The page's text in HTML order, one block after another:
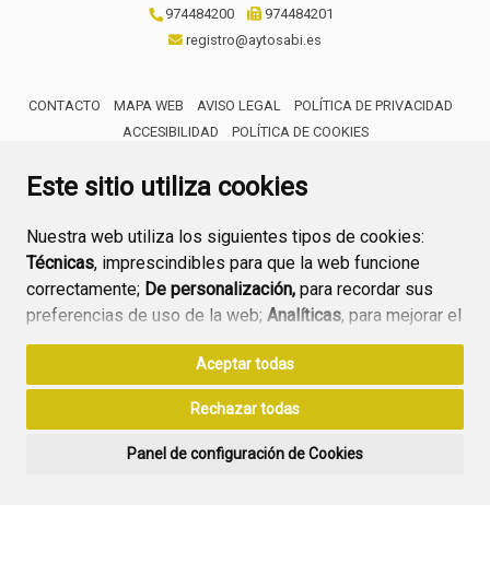
Este sitio utiliza cookies
Nuestra web utiliza los siguientes tipos de cookies:
Técnicas, imprescindibles para que la web funcione
correctamente; De personalización, para recordar sus
preferencias de uso de la web; Analíticas, para mejorar el
funcionamiento de la web y sus servicios.
Si acepta pulsando el botón“Aceptar todas”
consideramos que acepta su uso. Si pulsa el botón
ninguna acción, se guardarán las cookies técnicas
Aceptar todas
Rechazar todas
Panel de configuración de Cookies
974484200
974484201
registro@aytosabi.es
CONTACTO MAPA WEB AVISO LEGAL
POLÍTICA DE PRIVACIDAD
ACCESIBILIDAD
POLÍTICA DE COOKIES